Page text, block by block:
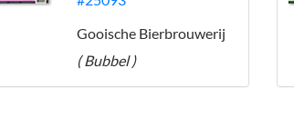
Gooische Bierbrouwerij
( Bubbel )